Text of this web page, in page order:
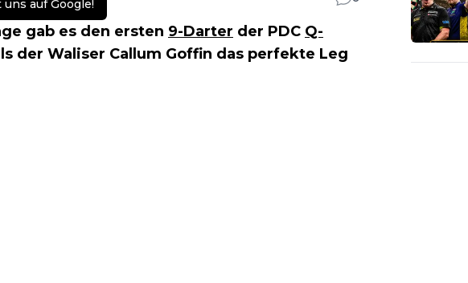
uns auf Google!
gab es den ersten 9-Darter der PDC Q-
der Waliser Callum Goffin das perfekte Leg